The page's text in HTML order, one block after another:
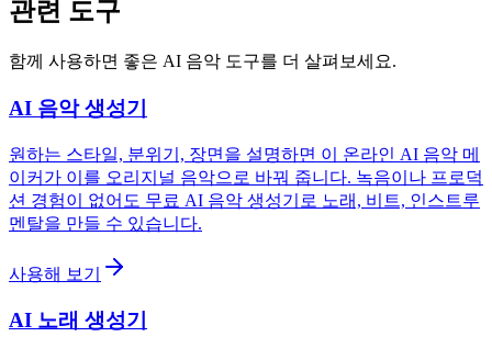
관련 도구
함께 사용하면 좋은 AI 음악 도구를 더 살펴보세요.
AI 음악 생성기
원하는 스타일, 분위기, 장면을 설명하면 이 온라인 AI 음악 메
이커가 이를 오리지널 음악으로 바꿔 줍니다. 녹음이나 프로덕
션 경험이 없어도 무료 AI 음악 생성기로 노래, 비트, 인스트루
멘탈을 만들 수 있습니다.
사용해 보기
AI 노래 생성기